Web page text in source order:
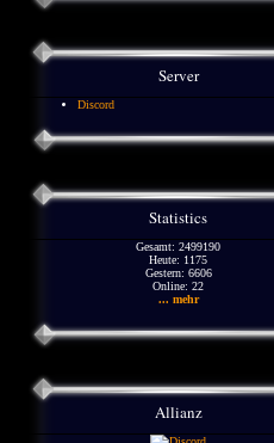
Server
Discord
Statistics
Gesamt: 2499190
Heute: 1175
Gestern: 6606
Online: 22
... mehr
Allianz